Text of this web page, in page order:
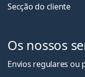
Secção do cliente
Os nossos
Envios regulares ou